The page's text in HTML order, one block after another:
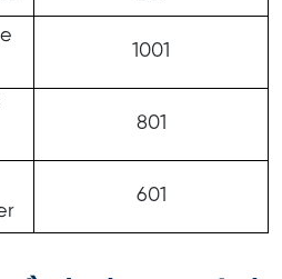
1001
801
601